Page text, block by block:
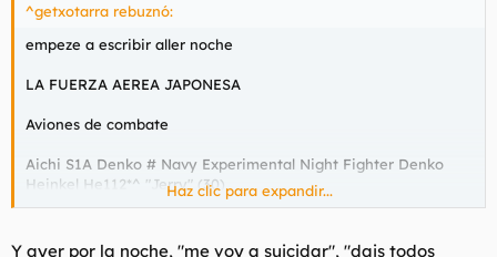
^getxotarra rebuznó:
empeze a escribir aller noche
LA FUERZA AEREA JAPONESA
Aviones de combate
Aichi S1A Denko # Navy Experimental Night Fighter Denko
Heinkel He112*^ "Jerry" (30)
Kawanishi A8A #
Kawanishi N1K1 J (N1K2-J)"George" Navy Interceptor Fighter
Haz clic para expandir...
Y ayer por la noche, "me voy a suicidar", "dais todos